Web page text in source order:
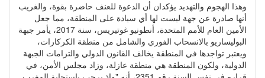
وهذا الهجوم والتهديد يؤكدان أن الدعوة للعنف حاضرة بقوة، والغريب
أنها صادرة عن جهة ليست لها أي سيادة على المنطقة، مما جعل
الأمين العام للأمم المتحدة، أنطونيو غوتيريس، سنة 2017، يأمر جبهة
البوليساريو بالانسحاب الفوري والشامل من منطقة الكركارات،
ويعتبر تواجدها في المنطقة يخالف القانون الدولي والتزامات الجبهة
الدولية، ولكون المنطقة هي منطقة عازلة، وزاد مجلس الأمن، في